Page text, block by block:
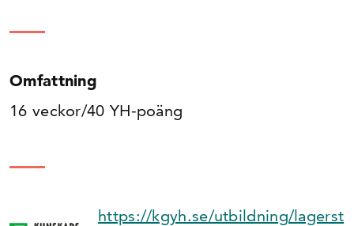
Omfattning
16 veckor/40 YH-poäng
https://kgyh.se/utbildning/lagerst